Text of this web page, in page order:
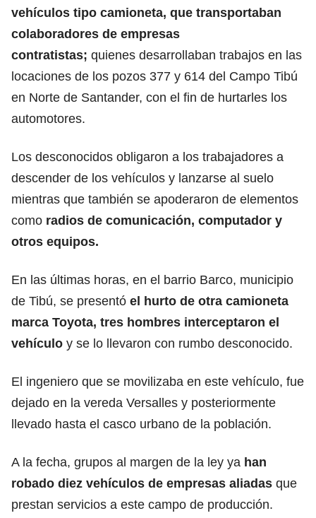
vehículos tipo camioneta, que transportaban
colaboradores de empresas
contratistas; quienes desarrollaban trabajos en las
locaciones de los pozos 377 y 614 del Campo Tibú
en Norte de Santander, con el fin de hurtarles los
automotores.
Los desconocidos obligaron a los trabajadores a
descender de los vehículos y lanzarse al suelo
mientras que también se apoderaron de elementos
como radios de comunicación, computador y
otros equipos.
En las últimas horas, en el barrio Barco, municipio
de Tibú, se presentó el hurto de otra camioneta
marca Toyota, tres hombres interceptaron el
vehículo y se lo llevaron con rumbo desconocido.
El ingeniero que se movilizaba en este vehículo, fue
dejado en la vereda Versalles y posteriormente
llevado hasta el casco urbano de la población.
A la fecha, grupos al margen de la ley ya han
robado diez vehículos de empresas aliadas que
prestan servicios a este campo de producción.